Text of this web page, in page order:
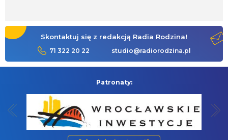
Skontaktuj się z redakcją Radia Rodzina!
71 322 20 22 studio@radiorodzina.pl
Patronaty: